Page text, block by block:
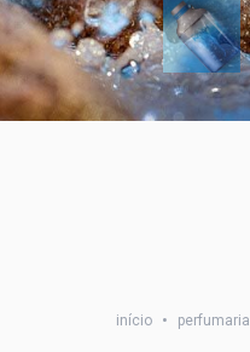
início • perfumaria